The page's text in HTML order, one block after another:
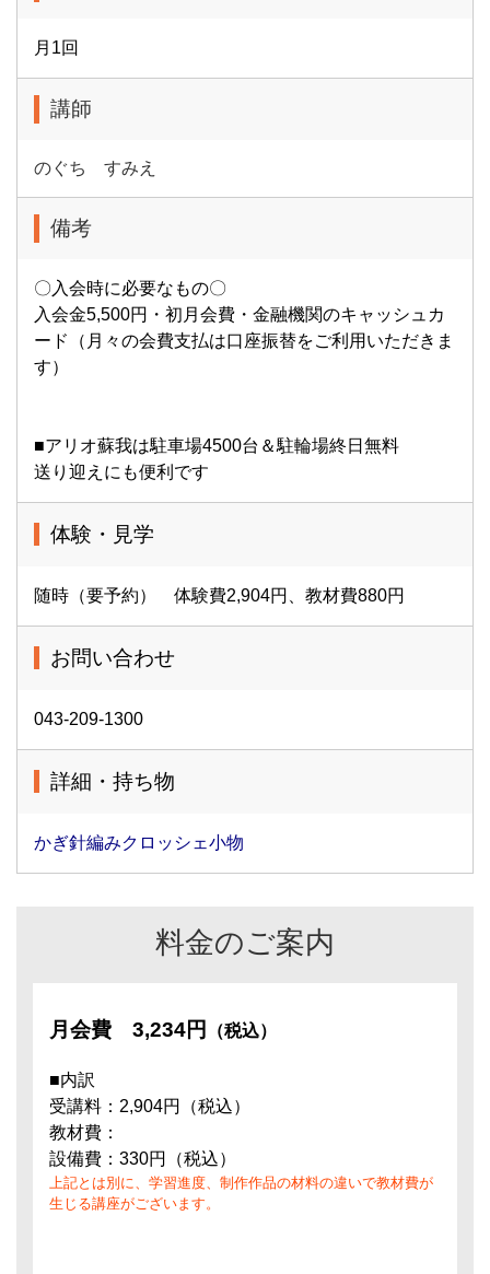
月1回
講師
のぐち すみえ
備考
〇入会時に必要なもの〇
入会金5,500円・初月会費・金融機関のキャッシュカ
ード（月々の会費支払は口座振替をご利用いただきま
す）
■アリオ蘇我は駐車場4500台＆駐輪場終日無料
送り迎えにも便利です
体験・見学
随時（要予約） 体験費2,904円、教材費880円
お問い合わせ
043-209-1300
詳細・持ち物
かぎ針編みクロッシェ小物
料金のご案内
月会費 3,234円 （税込）
■内訳
受講料：2,904円（税込）
教材費：
設備費：330円（税込）
上記とは別に、学習進度、制作作品の材料の違いで教材費が
生じる講座がございます。